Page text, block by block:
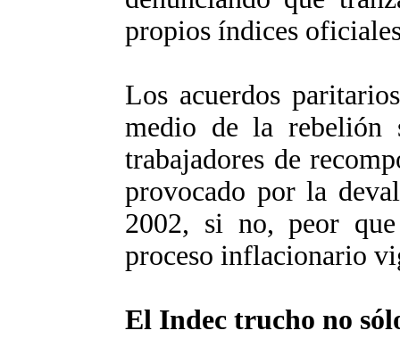
propios índices
Los acuerdos
medio de la rebelión
trabajadores de
provocado por la
2002, si no, peor
proceso inflacionario
El Indec trucho no